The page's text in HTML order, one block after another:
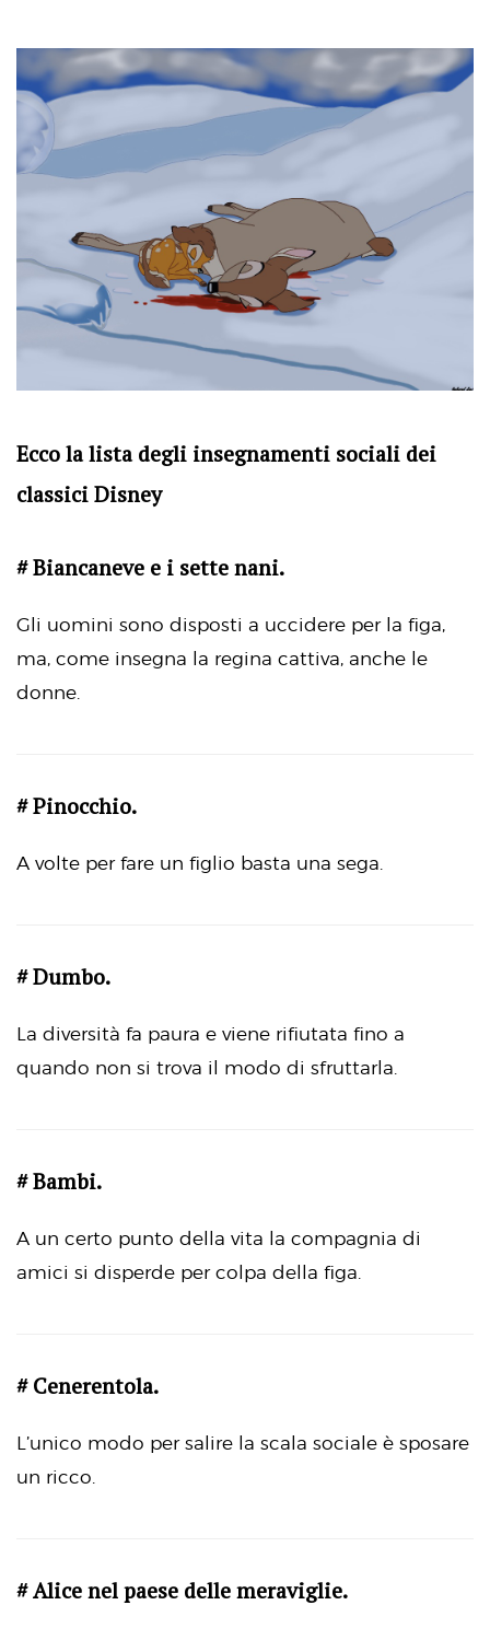
Ecco la lista degli insegnamenti sociali dei
classici Disney
# Biancaneve e i sette nani.
Gli uomini sono disposti a uccidere per la figa,
ma, come insegna la regina cattiva, anche le
donne.
# Pinocchio.
A volte per fare un figlio basta una sega.
# Dumbo.
La diversità fa paura e viene rifiutata fino a
quando non si trova il modo di sfruttarla.
# Bambi.
A un certo punto della vita la compagnia di
amici si disperde per colpa della figa.
# Cenerentola.
L’unico modo per salire la scala sociale è sposare
un ricco.
# Alice nel paese delle meraviglie.